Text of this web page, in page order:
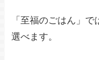
「至福のごはん」
選べます。